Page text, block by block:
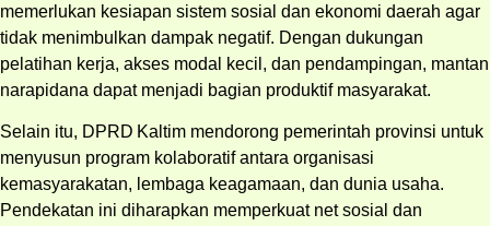
memerlukan kesiapan sistem sosial dan ekonomi daerah agar
tidak menimbulkan dampak negatif. Dengan dukungan
pelatihan kerja, akses modal kecil, dan pendampingan, mantan
narapidana dapat menjadi bagian produktif masyarakat.
Selain itu, DPRD Kaltim mendorong pemerintah provinsi untuk
menyusun program kolaboratif antara organisasi
kemasyarakatan, lembaga keagamaan, dan dunia usaha.
Pendekatan ini diharapkan memperkuat net sosial dan